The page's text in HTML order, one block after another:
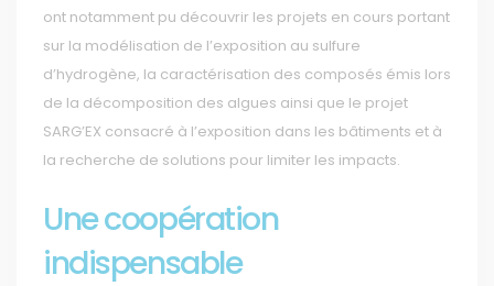
ont notamment pu découvrir les projets en cours portant
sur la modélisation de l’exposition au sulfure
d’hydrogène, la caractérisation des composés émis lors
de la décomposition des algues ainsi que le projet
SARG’EX consacré à l’exposition dans les bâtiments et à
la recherche de solutions pour limiter les impacts.
Une coopération
indispensable